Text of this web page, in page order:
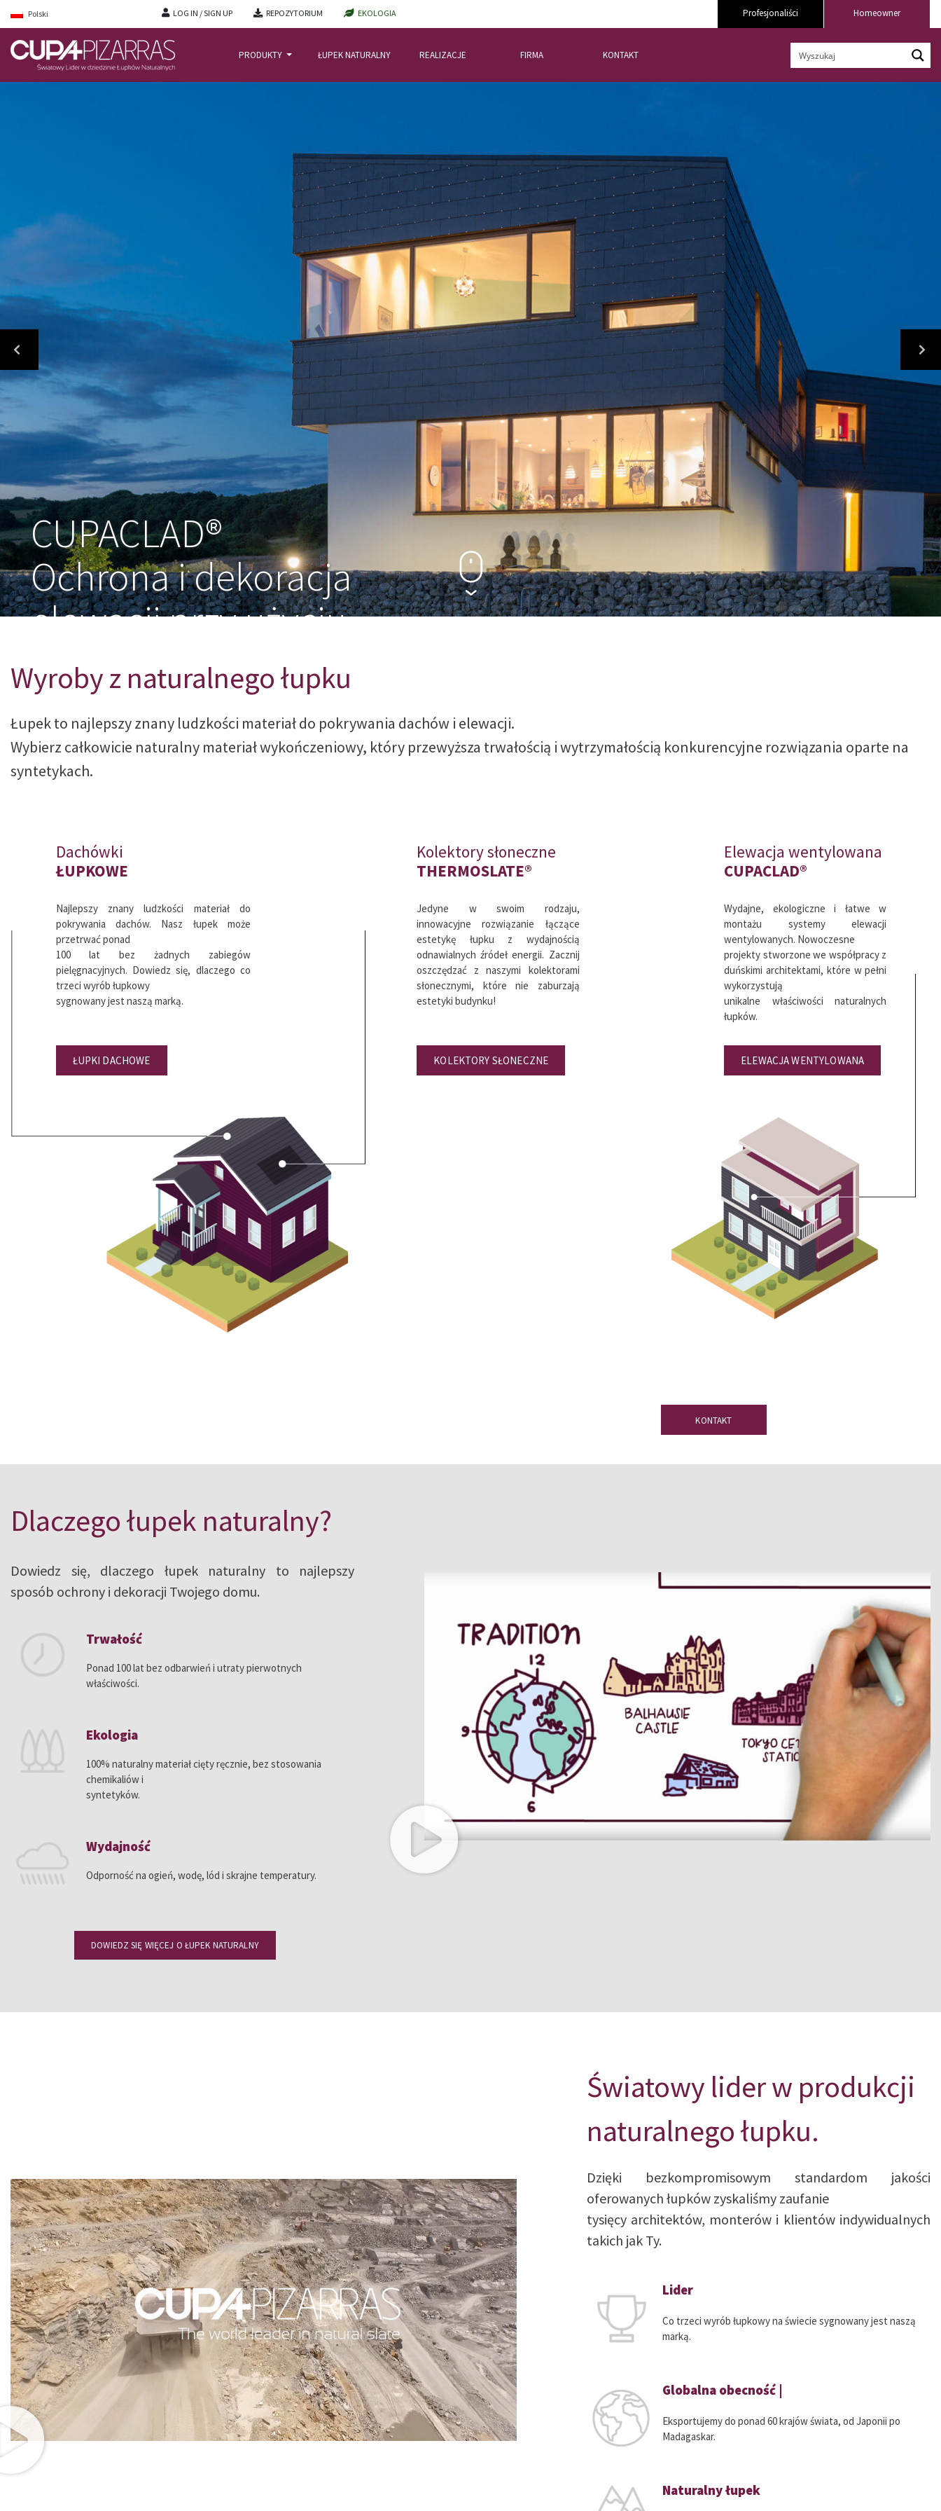
Polski LOG IN / SIGN UP REPOZYTORIUM EKOLOGIA Homeowner
Profesjonaliści
PRODUKTY ŁUPEK NATURALNY REALIZACJE FIRMA KONTAKT
CUPACLAD®
Ochrona i dekoracja
elewacji przy użyciu
całkowicie naturalnych
materiałów
DOWIEDZ SIĘ WIĘCEJ
Wyroby z naturalnego łupku
Łupek to najlepszy znany ludzkości materiał do pokrywania dachów i elewacji.
Wybierz całkowicie naturalny materiał wykończeniowy, który przewyższa trwałością i wytrzymałością konkurencyjne rozwiązania oparte na
syntetykach.
Dachówki
ŁUPKOWE
Najlepszy znany ludzkości materiał do
pokrywania dachów. Nasz łupek może
przetrwać ponad
100 lat bez żadnych zabiegów
pielęgnacyjnych. Dowiedz się, dlaczego co
trzeci wyrób łupkowy
sygnowany jest naszą marką.
ŁUPKI DACHOWE
Kolektory słoneczne
THERMOSLATE®
Jedyne w swoim rodzaju,
innowacyjne rozwiązanie łączące
estetykę łupku z wydajnością
odnawialnych źródeł energii. Zacznij
oszczędzać z naszymi kolektorami
słonecznymi, które nie zaburzają
estetyki budynku!
KOLEKTORY SŁONECZNE
Elewacja wentylowana
CUPACLAD®
Wydajne, ekologiczne i łatwe w
montażu systemy elewacji
wentylowanych. Nowoczesne
projekty stworzone we współpracy z
duńskimi architektami, które w pełni
wykorzystują
unikalne właściwości naturalnych
łupków.
ELEWACJA WENTYLOWANA
KONTAKT
Dlaczego łupek naturalny?
Dowiedz się, dlaczego łupek naturalny to najlepszy
sposób ochrony i dekoracji Twojego domu.
Trwałość
Ponad 100 lat bez odbarwień i utraty pierwotnych
właściwości.
Ekologia
100% naturalny materiał cięty ręcznie, bez stosowania
chemikaliów i
syntetyków.
Wydajność
Odporność na ogień, wodę, lód i skrajne temperatury.
DOWIEDZ SIĘ WIĘCEJ O ŁUPEK NATURALNY
Światowy lider w produkcji
naturalnego łupku.
Dzięki bezkompromisowym standardom jakości
oferowanych łupków zyskaliśmy zaufanie
tysięcy architektów, monterów i klientów indywidualnych
takich jak Ty.
Lider
Co trzeci wyrób łupkowy na świecie sygnowany jest naszą
marką.
Globalna obecność |
Eksportujemy do ponad 60 krajów świata, od Japonii po
Madagaskar.
Naturalny łupek